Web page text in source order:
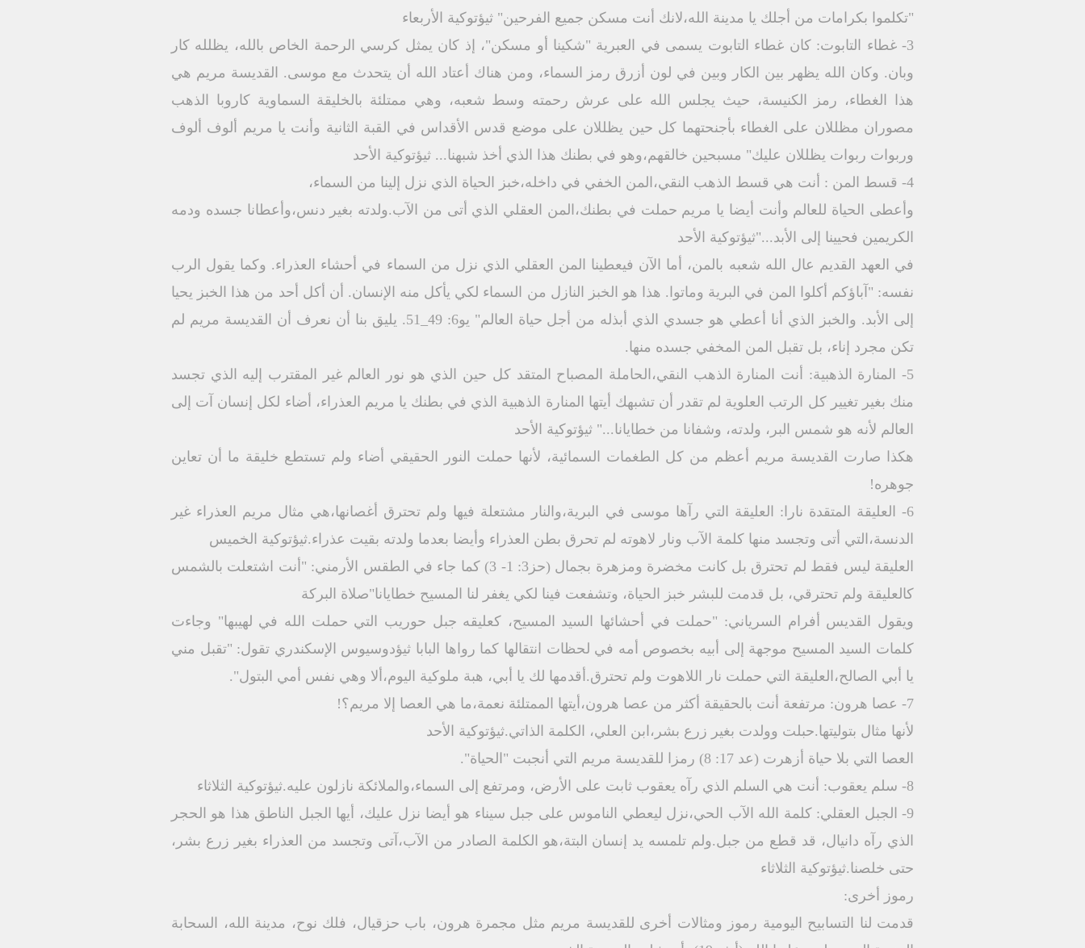
"تكلموا بكرامات من أجلك يا مدينة الله،لانك أنت مسكن جميع الفرحين" ثيؤتوكية الأربعاء
3- غطاء التابوت: كان غطاء التابوت يسمى في العبرية "شكينا أو مسكن"، إذ كان يمثل كرسي الرحمة الخاص بالله، يظلله كار
وبان. وكان الله يظهر بين الكار وبين في لون أزرق رمز السماء، ومن هناك أعتاد الله أن يتحدث مع موسى. القديسة مريم هي
هذا الغطاء، رمز الكنيسة، حيث يجلس الله على عرش رحمته وسط شعبه، وهي ممتلئة بالخليقة السماوية كاروبا الذهب
مصوران مظللان على الغطاء بأجنحتهما كل حين يظللان على موضع قدس الأقداس في القبة الثانية وأنت يا مريم ألوف ألوف
وربوات ربوات يظللان عليك" مسبحين خالقهم،وهو في بطنك هذا الذي أخذ شبهنا... ثيؤتوكية الأحد
4- قسط المن : أنت هي قسط الذهب النقي،المن الخفي في داخله،خبز الحياة الذي نزل إلينا من السماء،
وأعطى الحياة للعالم وأنت أيضا يا مريم حملت في بطنك،المن العقلي الذي أتى من الآب.ولدته بغير دنس،وأعطانا جسده ودمه
الكريمين فحيينا إلى الأبد..."ثيؤتوكية الأحد
في العهد القديم عال الله شعبه بالمن، أما الآن فيعطينا المن العقلي الذي نزل من السماء في أحشاء العذراء. وكما يقول الرب
نفسه: "آباؤكم أكلوا المن في البرية وماتوا. هذا هو الخبز النازل من السماء لكي يأكل منه الإنسان. أن أكل أحد من هذا الخبز يحيا
إلى الأبد. والخبز الذي أنا أعطي هو جسدي الذي أبذله من أجل حياة العالم" يو6: 49_51. يليق بنا أن نعرف أن القديسة مريم لم
تكن مجرد إناء، بل تقبل المن المخفي جسده منها.
5- المنارة الذهبية: أنت المنارة الذهب النقي،الحاملة المصباح المتقد كل حين الذي هو نور العالم غير المقترب إليه الذي تجسد
منك بغير تغيير كل الرتب العلوية لم تقدر أن تشبهك أيتها المنارة الذهبية الذي في بطنك يا مريم العذراء، أضاء لكل إنسان آت إلى
العالم لأنه هو شمس البر، ولدته، وشفانا من خطايانا..." ثيؤتوكية الأحد
هكذا صارت القديسة مريم أعظم من كل الطغمات السمائية، لأنها حملت النور الحقيقي أضاء ولم تستطع خليقة ما أن تعاين
جوهره!
6- العليقة المتقدة نارا: العليقة التي رآها موسى في البرية،والنار مشتعلة فيها ولم تحترق أغصانها،هي مثال مريم العذراء غير
الدنسة،التي أتى وتجسد منها كلمة الآب ونار لاهوته لم تحرق بطن العذراء وأيضا بعدما ولدته بقيت عذراء.ثيؤتوكية الخميس
العليقة ليس فقط لم تحترق بل كانت مخضرة ومزهرة بجمال (حز3: 1- 3) كما جاء في الطقس الأرمني: "أنت اشتعلت بالشمس
كالعليقة ولم تحترقي، بل قدمت للبشر خبز الحياة، وتشفعت فينا لكي يغفر لنا المسيح خطايانا"صلاة البركة
ويقول القديس أفرام السرياني: "حملت في أحشائها السيد المسيح، كعليقه جبل حوريب التي حملت الله في لهيبها" وجاءت
كلمات السيد المسيح موجهة إلى أبيه بخصوص أمه في لحظات انتقالها كما رواها البابا ثيؤدوسيوس الإسكندري تقول: "تقبل مني
يا أبي الصالح،العليقة التي حملت نار اللاهوت ولم تحترق.أقدمها لك يا أبي، هبة ملوكية اليوم،ألا وهي نفس أمي البتول".
7- عصا هرون: مرتفعة أنت بالحقيقة أكثر من عصا هرون،أيتها الممتلئة نعمة،ما هي العصا إلا مريم؟!
لأنها مثال بتوليتها.حبلت وولدت بغير زرع بشر،ابن العلي، الكلمة الذاتي.ثيؤتوكية الأحد
العصا التي بلا حياة أزهرت (عد 17: 8) رمزا للقديسة مريم التي أنجبت "الحياة".
8- سلم يعقوب: أنت هي السلم الذي رآه يعقوب ثابت على الأرض، ومرتفع إلى السماء،والملائكة نازلون عليه.ثيؤتوكية الثلاثاء
9- الجبل العقلي: كلمة الله الآب الحي،نزل ليعطي الناموس على جبل سيناء هو أيضا نزل عليك، أيها الجبل الناطق هذا هو الحجر
الذي رآه دانيال، قد قطع من جبل.ولم تلمسه يد إنسان البتة،هو الكلمة الصادر من الآب،آتى وتجسد من العذراء بغير زرع بشر،
حتى خلصنا.ثيؤتوكية الثلاثاء
رموز أخرى:
قدمت لنا التسابيح اليومية رموز ومثالات أخرى للقديسة مريم مثل مجمرة هرون، باب حزقيال، فلك نوح، مدينة الله، السحابة